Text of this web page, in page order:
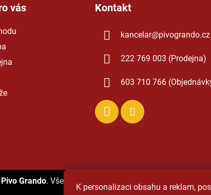
K personalizaci obsahu a reklam,
vás Kontakt
kancelar@pivogrando.cz
222 769 003 (Prodejna)
603 710 766
Pivo Grando. Všechna práva vyhrazena.